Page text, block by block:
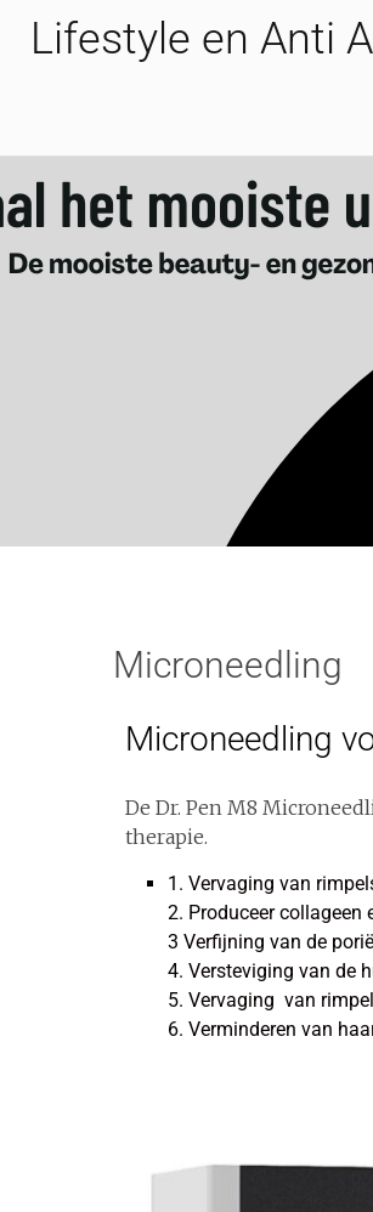
Lifestyle en Anti
Microneedling
Microneedling
De Dr. Pen M8
therapie.
1. Vervaging van
2. Produceer collageen
3 Verfijning van de
4. Versteviging van de
5. Vervaging van
6. Verminderen van